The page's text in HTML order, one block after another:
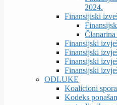
2024.
Finansijiski
Finansijski
Finansijski
Finansijski
Finansijski
ODLUKE
Koalicioni
Kodeks